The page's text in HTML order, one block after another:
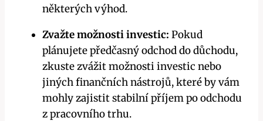
některých výhod.
Zvažte možnosti investic: Pokud
plánujete předčasný odchod do důchodu,
zkuste zvážit možnosti investic nebo
jiných finančních nástrojů, které by vám
mohly zajistit stabilní příjem po odchodu
z pracovního trhu.